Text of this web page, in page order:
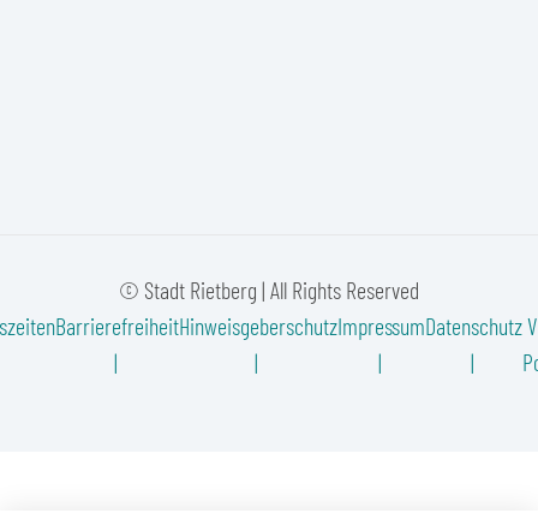
© Stadt Rietberg | All Rights Reserved
BarrierefreiheitHinweisgeberschutzImpressumDatenschutz